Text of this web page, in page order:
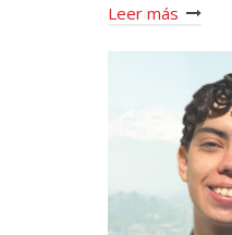
Leer más